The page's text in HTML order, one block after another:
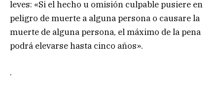
leves: «Si el hecho u omisión culpable pusiere en
peligro de muerte a alguna persona o causare la
muerte de alguna persona, el máximo de la pena
podrá elevarse hasta cinco años».
.